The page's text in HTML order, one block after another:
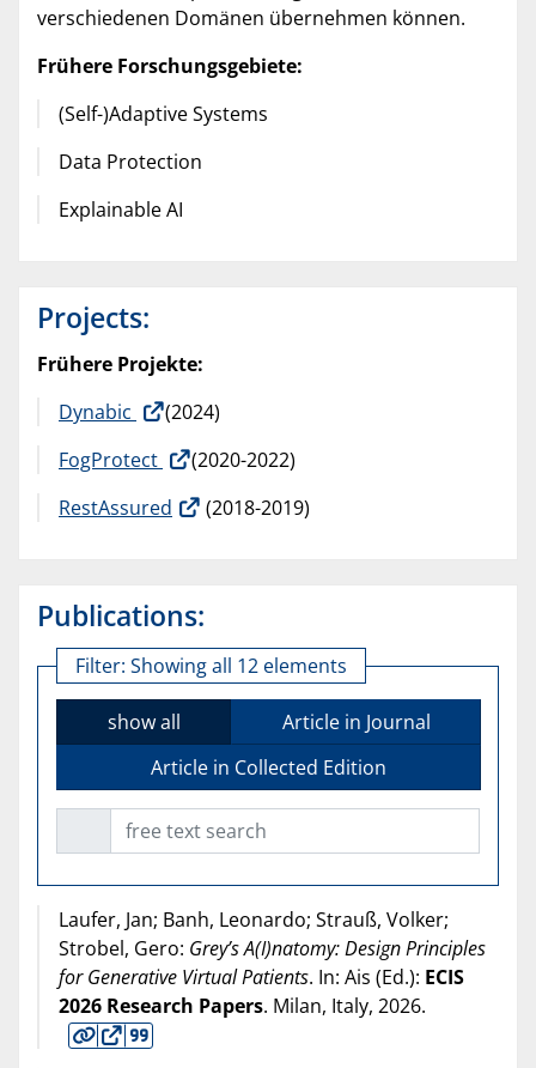
verschiedenen Domänen übernehmen können.
Frühere Forschungsgebiete:
(Self-)Adaptive Systems
Data Protection
Explainable AI
Projects:
Frühere Projekte:
Dynabic
(2024)
FogProtect
(2020-2022)
RestAssured
(2018-2019)
Publications:
Filter: Showing all 12 elements
show all
Article in Journal
Article in Collected Edition
free text search
Laufer, Jan; Banh, Leonardo; Strauß, Volker;
Strobel, Gero: Grey’s A(I)natomy: Design Principles
for Generative Virtual Patients. In: Ais (Ed.): ECIS
2026 Research Papers. Milan, Italy, 2026.